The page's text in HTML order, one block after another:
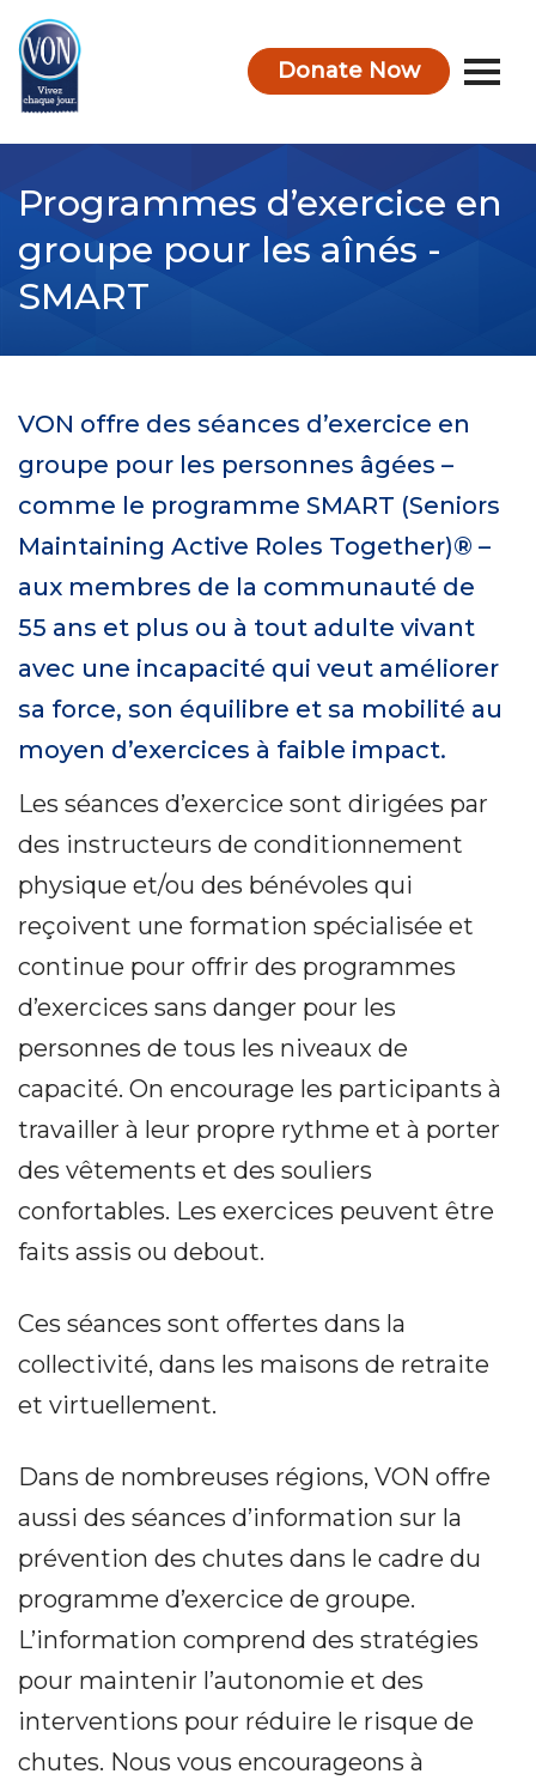
Donate Now
Programmes d’exercice en
groupe pour les aînés -
SMART
VON offre des séances d’exercice en
groupe pour les personnes âgées –
comme le programme SMART (Seniors
Maintaining Active Roles Together)® –
aux membres de la communauté de
55 ans et plus ou à tout adulte vivant
avec une incapacité qui veut améliorer
sa force, son équilibre et sa mobilité au
moyen d’exercices à faible impact.
Les séances d’exercice sont dirigées par
des instructeurs de conditionnement
physique et/ou des bénévoles qui
reçoivent une formation spécialisée et
continue pour offrir des programmes
d’exercices sans danger pour les
personnes de tous les niveaux de
capacité. On encourage les participants à
travailler à leur propre rythme et à porter
des vêtements et des souliers
confortables. Les exercices peuvent être
faits assis ou debout.
Ces séances sont offertes dans la
collectivité, dans les maisons de retraite
et virtuellement.
Dans de nombreuses régions, VON offre
aussi des séances d’information sur la
prévention des chutes dans le cadre du
programme d’exercice de groupe.
L’information comprend des stratégies
pour maintenir l’autonomie et des
interventions pour réduire le risque de
chutes. Nous vous encourageons à